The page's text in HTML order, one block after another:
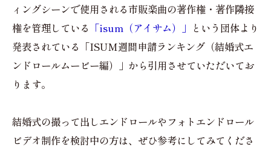
ィングシーンで使用される市販楽曲の著作権・著作隣接
権を管理している 「isum（アイサム）」 という団体より
発表されている「ISUM週間申請ランキング（結婚式エ
ンドロールムービー編）」から引用させていただいてお
ります。
結婚式の撮って出しエンドロールやフォトエンドロール
ビデオ制作を検討中の方は、ぜひ参考にしてみてくださ